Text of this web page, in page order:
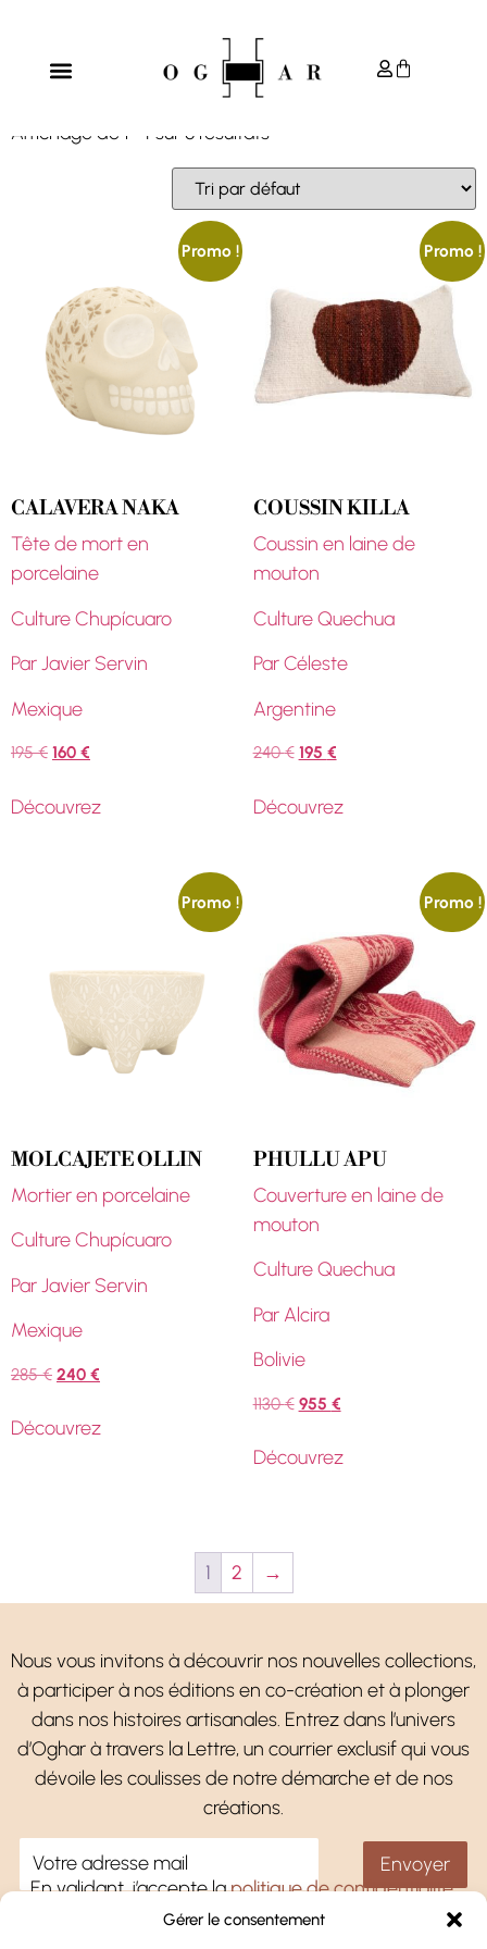
Gérer le consentement
PRÉCOMMANDE
Affichage de 1–4 sur 8 résultats
Promo !
CALAVERA NAKA
Tête de mort en
porcelaine
Culture Chupícuaro
Par Javier Servin
Mexique
195€ 160 €
Découvrez
Promo !
COUSSIN KILLA
Coussin en laine de
mouton
Culture Quechua
Par Céleste
Argentine
240€ 195 €
Découvrez
Promo !
MOLCAJETE OLLIN
Mortier en porcelaine
Culture Chupícuaro
Par Javier Servin
Mexique
285€ 240 €
Découvrez
Promo !
PHULLU APU
Couverture en laine de
mouton
Culture Quechua
Par Alcira
Bolivie
1130€ 955 €
Découvrez
1 2 →
Nous vous invitons à découvrir nos nouvelles collections,
à participer à nos éditions en co-création et à plonger
dans nos histoires artisanales. Entrez dans l’univers
d’Oghar à travers la Lettre, un courrier exclusif qui vous
dévoile les coulisses de notre démarche et de nos
créations.
En validant, j’accepte lapolitique de confidentialité.